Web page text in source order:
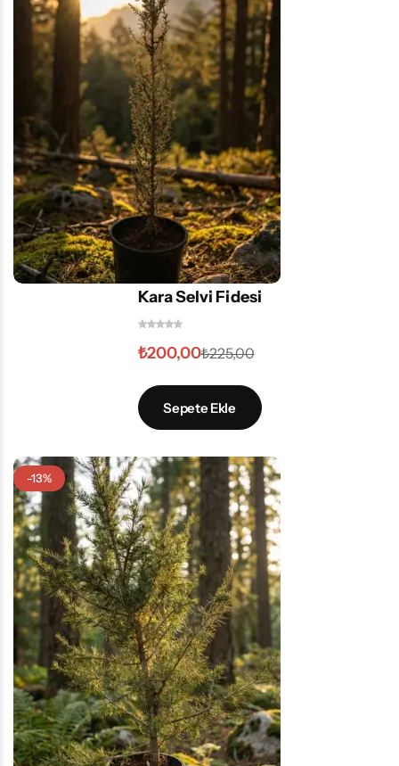
Kara Selvi Fidesi
₺225,00
₺200,00
Sepete Ekle
-13%